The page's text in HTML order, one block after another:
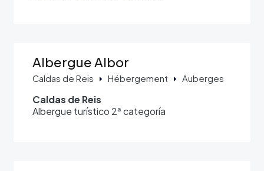
Albergue Albor
Caldas de Reis Hébergement Auberges
Caldas de Reis
Albergue turístico 2ª categoría